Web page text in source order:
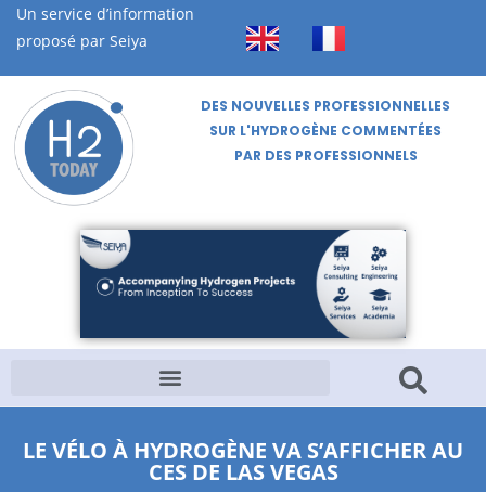
Un service d’information
proposé par Seiya
DES NOUVELLES PROFESSIONNELLES
SUR L'HYDROGÈNE COMMENTÉES
PAR DES PROFESSIONNELS
LE VÉLO À HYDROGÈNE VA S’AFFICHER AU
CES DE LAS VEGAS